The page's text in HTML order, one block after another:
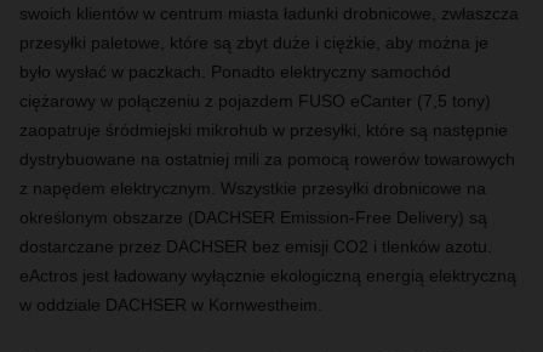
swoich klientów w centrum miasta ładunki drobnicowe, zwłaszcza
przesyłki paletowe, które są zbyt duże i ciężkie, aby można je
było wysłać w paczkach. Ponadto elektryczny samochód
ciężarowy w połączeniu z pojazdem FUSO eCanter (7,5 tony)
zaopatruje śródmiejski mikrohub w przesyłki, które są następnie
dystrybuowane na ostatniej mili za pomocą rowerów towarowych
z napędem elektrycznym. Wszystkie przesyłki drobnicowe na
określonym obszarze (DACHSER Emission-Free Delivery) są
dostarczane przez DACHSER bez emisji CO2 i tlenków azotu.
eActros jest ładowany wyłącznie ekologiczną energią elektryczną
w oddziale DACHSER w Kornwestheim.